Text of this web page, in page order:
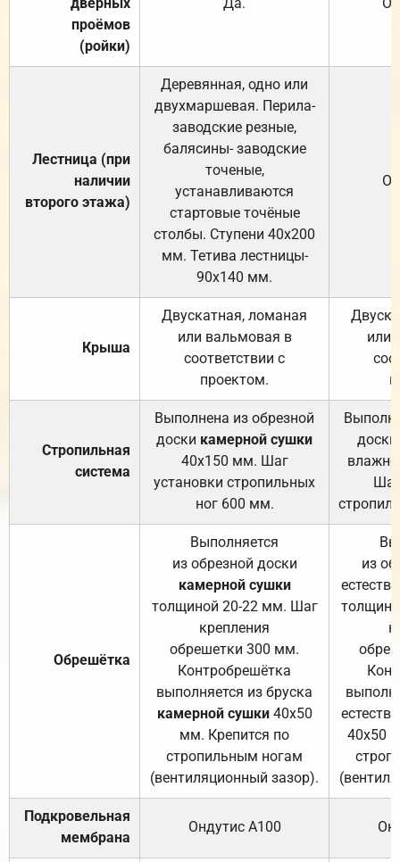
проёмов
(ройки)
Лестница (при
наличии
второго этажа)
Деревянная, одно или
двухмаршевая. Перила-
заводские резные,
балясины- заводские
точеные,
устанавливаются
стартовые точёные
столбы. Ступени 40х200
мм. Тетива лестницы-
90х140 мм.
Крыша
Двускатная, ломаная
или вальмовая в
соответствии с
проектом.
или
Стропильная
система
Выполнена из обрезной
доски камерной сушки
40х150 мм. Шаг
установки стропильных
ног 600 мм.
доски
Обрешётка
Выполняется
из обрезной доски
камерной сушки
толщиной 20-22 мм. Шаг
крепления
обрешетки 300 мм.
Контробрешётка
выполняется из бруска
камерной сушки40х50
мм. Крепится по
стропильным ногам
(вентиляционный зазор).
из
40х50
Подкровельная
мембрана
Ондутис А100